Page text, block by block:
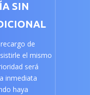
SIN
de
el mismo
será
inmediata
haya